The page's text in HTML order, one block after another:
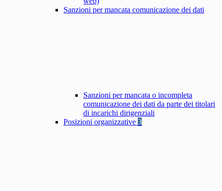
Sanzioni per mancata comunicazione dei dati
Sanzioni per mancata o incompleta
comunicazione dei dati da parte dei titolari
di incarichi dirigenziali
Posizioni organizzative 3